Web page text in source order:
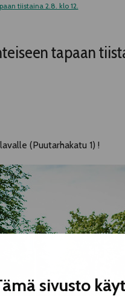
sivusto
tiistaina 2.8. klo 12.
tapaan
(Puutarhakatu 1) !